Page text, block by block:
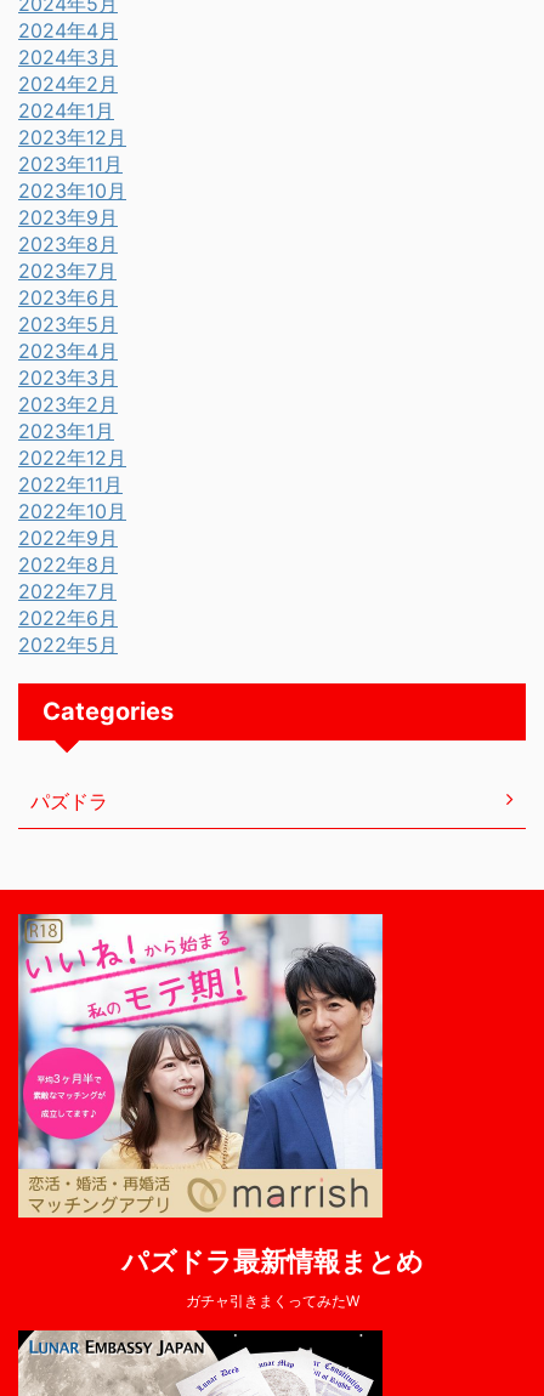
2024年4月
2024年3月
2024年2月
2024年1月
2023年12月
2023年11月
2023年10月
2023年9月
2023年8月
2023年7月
2023年6月
2023年5月
2023年4月
2023年3月
2023年2月
2023年1月
2022年12月
2022年11月
2022年10月
2022年9月
2022年8月
2022年7月
2022年6月
2022年5月
Categories
パズドラ
パズドラ最新情報まとめ
ガチャ引きまくってみたW